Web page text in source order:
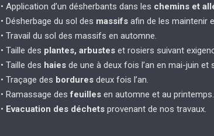
• Application d’un désherbants dans les chemins et
• Désherbage du sol des massifsafin de les maintenir
• Travail du sol des massifs en automne.
• Taille des plantes, arbusteset rosiers suivant
• Taille des haiesde une à deux fois l’an en mai-juin et
• Traçage des borduresdeux fois l’an.
• Ramassage desfeuillesen automne et au printemps.
• Evacuation des déchetsprovenant de nos travaux.